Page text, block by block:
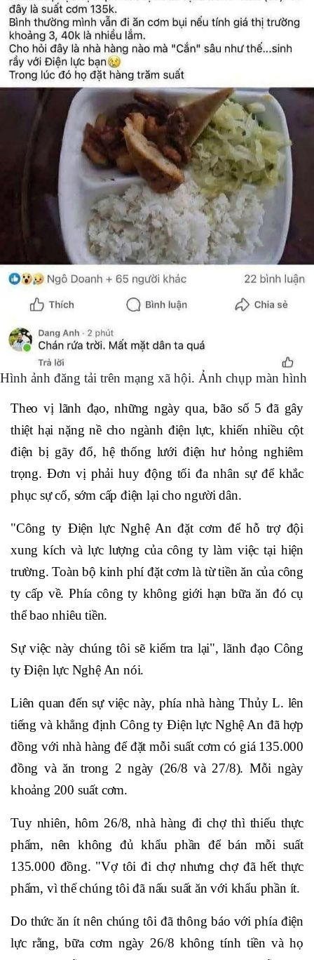
Hình ảnh đăng tải trên mạng xã hội. Ảnh chụp màn hình
Theo vị lãnh đạo, những ngày qua, bão số 5 đã gây
thiệt hại nặng nề cho ngành điện lực, khiến nhiều cột
điện bị gãy đổ, hệ thống lưới điện hư hỏng nghiêm
trọng. Đơn vị phải huy động tối đa nhân sự để khắc
phục sự cố, sớm cấp điện lại cho người dân.
"Công ty Điện lực Nghệ An đặt cơm để hỗ trợ đội
xung kích và lực lượng của công ty làm việc tại hiện
trường. Toàn bộ kinh phí đặt cơm là từ tiền ăn của công
ty cấp về. Phía công ty không giới hạn bữa ăn đó cụ
thể bao nhiêu tiền.
Sự việc này chúng tôi sẽ kiểm tra lại", lãnh đạo Công
ty Điện lực Nghệ An nói.
Liên quan đến sự việc này, phía nhà hàng Thủy L. lên
tiếng và khẳng định Công ty Điện lực Nghệ An đã hợp
đồng với nhà hàng để đặt mỗi suất cơm có giá 135.000
đồng và ăn trong 2 ngày (26/8 và 27/8). Mỗi ngày
khoảng 200 suất cơm.
Tuy nhiên, hôm 26/8, nhà hàng đi chợ thì thiếu thực
phẩm, nên không đủ khẩu phần để bán mỗi suất
135.000 đồng. "Vợ tôi đi chợ nhưng chợ đã hết thực
phẩm, vì thế chúng tôi đã nấu suất ăn với khẩu phần ít.
Do thức ăn ít nên chúng tôi đã thông báo với phía điện
lực rằng, bữa cơm ngày 26/8 không tính tiền và họ